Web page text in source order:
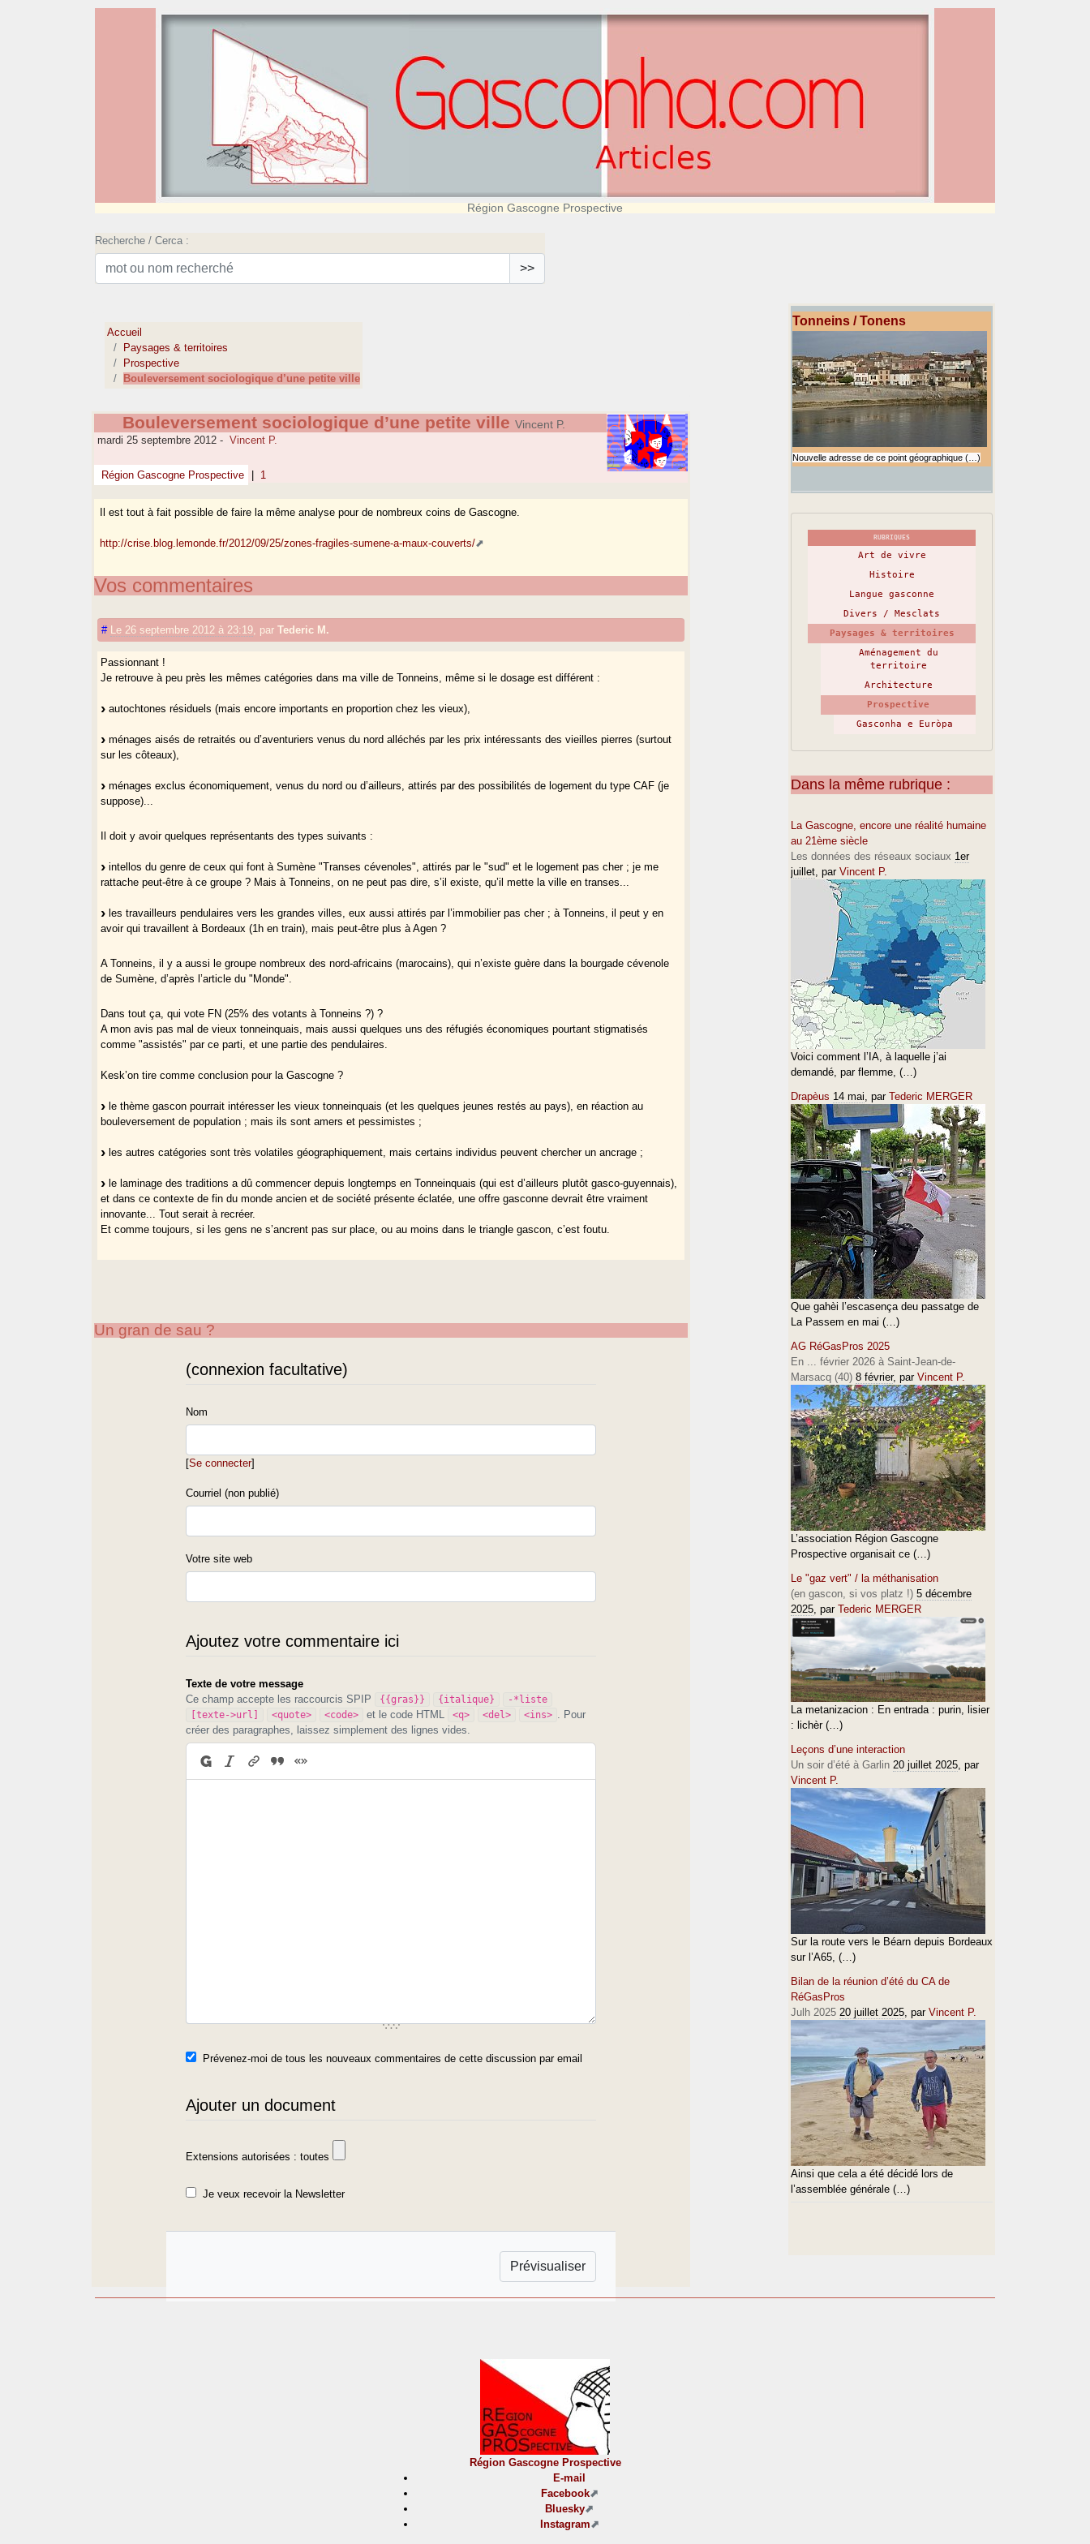
Région Gascogne Prospective
Recherche / Cerca :
>>
Accueil
Paysages & territoires
Prospective
Bouleversement sociologique d’une petite ville
Bouleversement sociologique d’une petite ville Vincent P.
mardi 25 septembre 2012 - Vincent P.
Région Gascogne Prospective 1
Il est tout à fait possible de faire la même analyse pour de nombreux coins de Gascogne.
http://crise.blog.lemonde.fr/2012/09/25/zones-fragiles-sumene-a-maux-couverts/
Vos commentaires
# Le 26 septembre 2012 à 23:19 parTederic M.
Passionnant !
Je retrouve à peu près les mêmes catégories dans ma ville de Tonneins, même si le dosage est différent :
autochtones résiduels (mais encore importants en proportion chez les vieux),
ménages aisés de retraités ou d’aventuriers venus du nord alléchés par les prix intéressants des vieilles pierres (surtout
sur les côteaux),
ménages exclus économiquement, venus du nord ou d’ailleurs, attirés par des possibilités de logement du type CAF (je
suppose)...
Il doit y avoir quelques représentants des types suivants :
intellos du genre de ceux qui font à Sumène "Transes cévenoles", attirés par le "sud" et le logement pas cher ; je me
rattache peut-être à ce groupe ? Mais à Tonneins, on ne peut pas dire, s’il existe, qu’il mette la ville en transes...
les travailleurs pendulaires vers les grandes villes, eux aussi attirés par l’immobilier pas cher ; à Tonneins, il peut y en
avoir qui travaillent à Bordeaux (1h en train), mais peut-être plus à Agen ?
A Tonneins, il y a aussi le groupe nombreux des nord-africains (marocains), qui n’existe guère dans la bourgade cévenole
de Sumène, d’après l’article du "Monde".
Dans tout ça, qui vote FN (25% des votants à Tonneins ?) ?
A mon avis pas mal de vieux tonneinquais, mais aussi quelques uns des réfugiés économiques pourtant stigmatisés
comme "assistés" par ce parti, et une partie des pendulaires.
Kesk’on tire comme conclusion pour la Gascogne ?
le thème gascon pourrait intéresser les vieux tonneinquais (et les quelques jeunes restés au pays), en réaction au
bouleversement de population ; mais ils sont amers et pessimistes ;
les autres catégories sont très volatiles géographiquement, mais certains individus peuvent chercher un ancrage ;
le laminage des traditions a dû commencer depuis longtemps en Tonneinquais (qui est d’ailleurs plutôt gasco-guyennais),
et dans ce contexte de fin du monde ancien et de société présente éclatée, une offre gasconne devrait être vraiment
innovante... Tout serait à recréer.
Et comme toujours, si les gens ne s’ancrent pas sur place, ou au moins dans le triangle gascon, c’est foutu.
Un gran de sau ?
(connexion facultative)
Nom
[Se connecter]
Courriel (non publié)
Votre site web
Ajoutez votre commentaire ici
Texte de votre message
Ce champ accepte les raccourcis SPIP
{{gras}} {italique}
-*liste
[texte->url]
<quote> <code> et le code HTML <q> <del> <ins>
. Pour
créer des paragraphes, laissez simplement des lignes vides.
Prévenez-moi de tous les nouveaux commentaires de cette discussion par email
Ajouter un document
Extensions autorisées : toutes
Je veux recevoir la Newsletter
Tonneins / Tonens
Nouvelle adresse de ce point géographique (…)
RUBRIQUES
Art de vivre
Histoire
Langue gasconne
Divers / Mesclats
Paysages & territoires
Aménagement du
territoire
Architecture
Prospective
Gasconha e Euròpa
Dans la même rubrique :
La Gascogne, encore une réalité humaine
au 21ème siècle
Les données des réseaux sociaux 1er
juillet, par Vincent P.
Voici comment l’IA, à laquelle j’ai
demandé, par flemme, (…)
Drapèus 14 mai, par Tederic MERGER
Que gahèi l’escasença deu passatge de
La Passem en mai (…)
AG RéGasPros 2025
En ... février 2026 à Saint-Jean-de-
Marsacq (40) 8 février, par Vincent P.
L’association Région Gascogne
Prospective organisait ce (…)
Le "gaz vert" / la méthanisation
(en gascon, si vos platz !) 5 décembre
2025, par Tederic MERGER
La metanizacion : En entrada : purin, lisier
: lichèr (…)
Leçons d’une interaction
Un soir d’été à Garlin 20 juillet 2025, par
Vincent P.
Sur la route vers le Béarn depuis Bordeaux
sur l’A65, (…)
Bilan de la réunion d’été du CA de
RéGasPros
Julh 2025 20 juillet 2025, par Vincent P.
Ainsi que cela a été décidé lors de
l’assemblée générale (…)
Région Gascogne Prospective
E-mail
Facebook
Bluesky
Instagram